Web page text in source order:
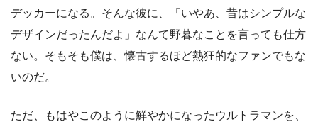
デッカーになる。そんな彼に、「いやあ、昔はシンプルな
デザインだったんだよ」なんて野暮なことを言っても仕方
ない。そもそも僕は、懐古するほど熱狂的なファンでもな
いのだ。
ただ、もはやこのように鮮やかになったウルトラマンを、